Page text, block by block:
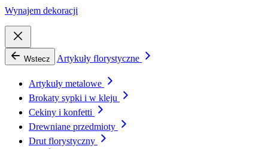
Wynajem dekoracji
Wstecz Artykuły florystyczne
Artykuły metalowe
Brokaty sypki i w kleju
Cekiny i konfetti
Drewniane przedmioty
Drut florystyczny